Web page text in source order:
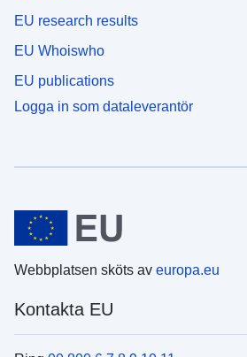
EU research results
EU Whoiswho
EU publications
Logga in som dataleverantör
Webbplatsen sköts av europa.eu
Kontakta EU